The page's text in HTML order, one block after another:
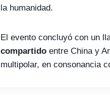
la humanidad.
El evento concluyó con un
compartido entre China y
multipolar, en consonancia